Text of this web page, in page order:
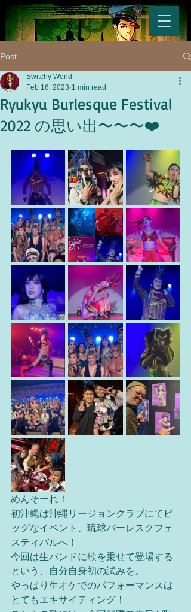
Post
Ryukyu Burlesque Festival
2022 の思い出〜〜〜❤️
Switchy World
Feb 16, 2023 1 min read
めんそーれ！
初沖縄は沖縄リージョンクラブにてビ
ッグなイベント、琉球バーレスクフェ
スティバルへ！
今回は生バンドに歌を乗せて登場する
という、自分自身初の試みを。
やっぱり生オケでのパフォーマンスは
とてもエキサイティング！